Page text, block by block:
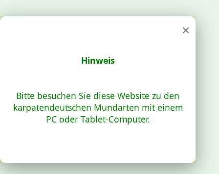
×
Hinweis
Bitte besuchen Sie diese Website zu den
karpatendeutschen Mundarten mit einem
PC oder Tablet-Computer.